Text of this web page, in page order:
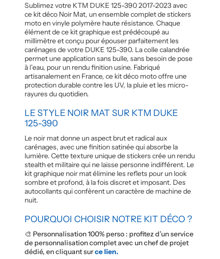
Sublimez votre KTM DUKE 125-390 2017-2023 avec
ce kit déco Noir Mat, un ensemble complet de stickers
moto en vinyle polymère haute résistance. Chaque
élément de ce kit graphique est prédécoupé au
millimètre et conçu pour épouser parfaitement les
carénages de votre DUKE 125-390. La colle calandrée
permet une application sans bulle, sans besoin de pose
à l’eau, pour un rendu finition usine. Fabriqué
artisanalement en France, ce kit déco moto offre une
protection durable contre les UV, la pluie et les micro-
rayures du quotidien.
LE STYLE NOIR MAT SUR KTM DUKE
125-390
Le noir mat donne un aspect brut et radical aux
carénages, avec une finition satinée qui absorbe la
lumière. Cette texture unique de stickers crée un rendu
stealth et militaire qui ne laisse personne indifférent. Le
kit graphique noir mat élimine les reflets pour un look
sombre et profond, à la fois discret et imposant. Des
autocollants qui confèrent un caractère de machine de
nuit.
POURQUOI CHOISIR NOTRE KIT DÉCO ?
🎨 Personnalisation 100% perso : profitez d’un service
de personnalisation complet avec un chef de projet
dédié, en cliquant surce lien.